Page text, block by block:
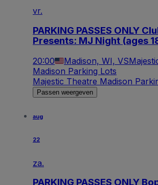
vr.
PARKING PASSES ONLY
Presents: MJ Night (ages
20:00 Madison, WI, VS
Madison Parking Lots
Majestic Theatre Madison
Passen weergeven
aug
22
za.
PARKING PASSES ONLY